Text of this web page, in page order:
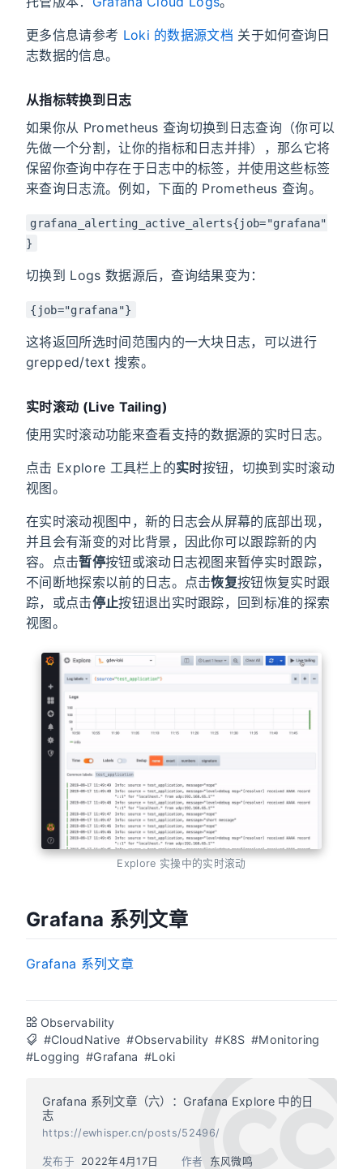
更多信息请参考 Loki 的数据源文档 关于如何查询日
志数据的信息。
从指标转换到日志
如果你从 Prometheus 查询切换到日志查询（你可以
先做一个分割，让你的指标和日志并排），那么它将
保留你查询中存在于日志中的标签，并使用这些标签
来查询日志流。例如，下面的 Prometheus 查询。
grafana_alerting_active_alerts{job="grafana"
}
切换到 Logs 数据源后，查询结果变为：
{job="grafana"}
这将返回所选时间范围内的一大块日志，可以进行
grepped/text 搜索。
实时滚动 (Live Tailing)
使用实时滚动功能来查看支持的数据源的实时日志。
点击 Explore 工具栏上的实时按钮，切换到实时滚动
视图。
在实时滚动视图中，新的日志会从屏幕的底部出现，
并且会有渐变的对比背景，因此你可以跟踪新的内
容。点击暂停按钮或滚动日志视图来暂停实时跟踪，
不间断地探索以前的日志。点击恢复按钮恢复实时跟
踪，或点击停止按钮退出实时跟踪，回到标准的探索
视图。
Explore 实操中的实时滚动
Grafana 系列文章
Grafana 系列文章
Observability
#CloudNative #Observability #K8S #Monitoring
#Logging #Grafana #Loki
Grafana 系列文章（六）：Grafana Explore 中的日
志
https://ewhisper.cn/posts/52496/
作者 东风微鸣
发布于
2022年4月17日